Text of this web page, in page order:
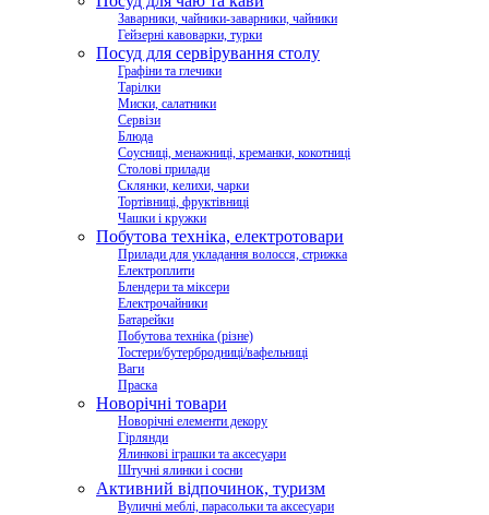
Заварники, чайники-заварники, чайники
Гейзерні кавоварки, турки
Посуд для сервірування столу
Графіни та глечики
Тарілки
Миски, салатники
Сервізи
Блюда
Соусниці, менажниці, креманки, кокотниці
Столові прилади
Склянки, келихи, чарки
Тортівниці, фруктівниці
Чашки і кружки
Побутова техніка, електротовари
Прилади для укладання волосся, стрижка
Електроплити
Блендери та міксери
Електрочайники
Батарейки
Побутова техніка (різне)
Тостери/бутербродниці/вафельниці
Ваги
Праска
Новорічні товари
Новорічні елементи декору
Гірлянди
Ялинкові іграшки та аксесуари
Штучні ялинки і сосни
Активний відпочинок, туризм
Вуличні меблі, парасольки та аксесуари